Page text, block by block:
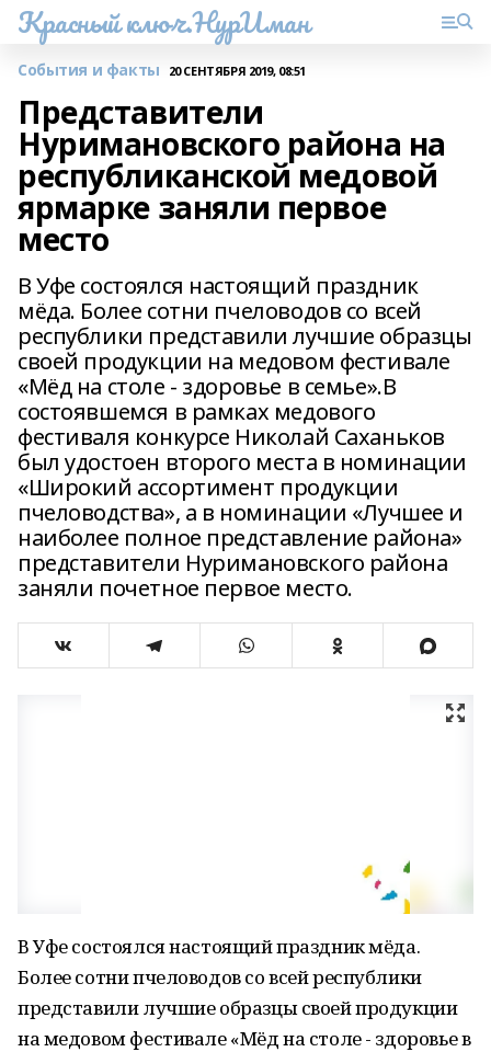
Красный ключ.НурИман
События и факты 20 СЕНТЯБРЯ 2019, 08:51
Представители
Нуримановского района на
республиканской медовой
ярмарке заняли первое
место
В Уфе состоялся настоящий праздник
мёда. Более сотни пчеловодов со всей
республики представили лучшие образцы
своей продукции на медовом фестивале
«Мёд на столе - здоровье в семье».В
состоявшемся в рамках медового
фестиваля конкурсе Николай Саханьков
был удостоен второго места в номинации
«Широкий ассортимент продукции
пчеловодства», а в номинации «Лучшее и
наиболее полное представление района»
представители Нуримановского района
заняли почетное первое место.
В Уфе состоялся настоящий праздник мёда.
Более сотни пчеловодов со всей республики
представили лучшие образцы своей продукции
на медовом фестивале «Мёд на столе - здоровье в